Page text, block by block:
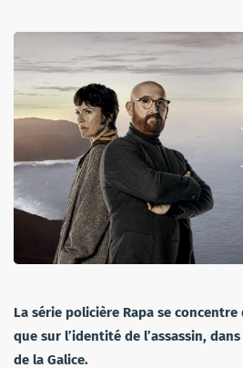
La série policière Rapa se
que sur l’identité de l’assassin,
de la Galice.